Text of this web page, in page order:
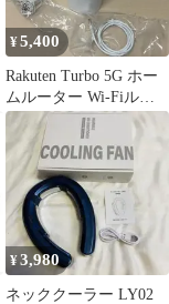
¥5,400
Rakuten Turbo 5G ホー
ムルーター Wi-Fiルー
ター 楽天ターボ 付属品
あり C052705
¥3,980
ネッククーラー LY02